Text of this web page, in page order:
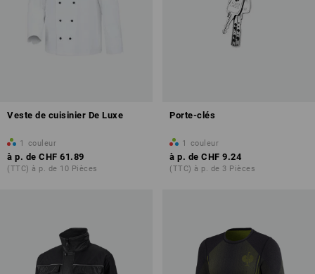
Veste de cuisinier De Luxe
1 couleur
à p. de CHF 61.89
(TTC) à p. de 10 Pièces
Porte-clés
1 couleur
à p. de CHF 9.24
(TTC) à p. de 3 Pièces